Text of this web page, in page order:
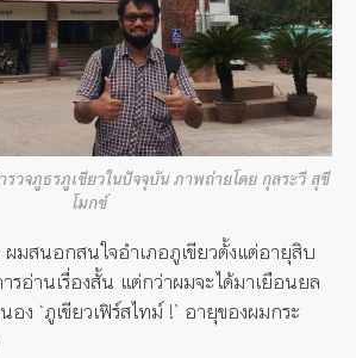
วจภูธรภูเขียวในปัจจุบัน ภาพถ่ายโดย กุลระวี สุขี
โมกข์
ผมสนอกสนใจอำเภอภูเขียวตั้งแต่อายุสิบ
รอ่านเรื่องสั้น แต่กว่าผมจะได้มาเยือนยล
‘ภูเขียวเฟิร์สไทม์ !’ อายุของผมกระ